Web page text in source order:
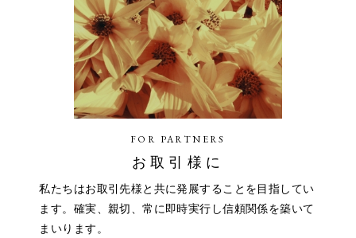
FOR PARTNERS
お取引様に
私たちはお取引先様と共に発展することを目指してい
ます。確実、親切、常に即時実行し信頼関係を築いて
まいります。